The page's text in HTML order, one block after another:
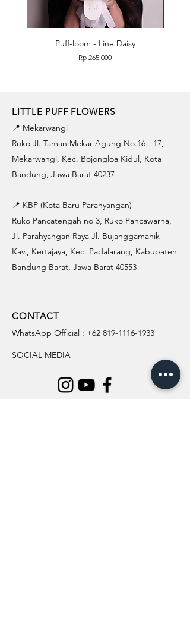
Puff-loom - Line Daisy
Price
Rp 265.000
LITTLE PUFF FLOWERS
📍 Mekarwangi
Ruko Jl. Taman Mekar Agung No.16 - 17,
Mekarwangi, Kec. Bojongloa Kidul, Kota
Bandung, Jawa Barat 40237
📍 KBP (Kota Baru Parahyangan)
Ruko Pancatengah no 3, Ruko Pancawarna,
Jl. Parahyangan Raya Jl. Bujanggamanik
Kav., Kertajaya, Kec. Padalarang, Kabupaten
Bandung Barat, Jawa Barat 40553
CONTACT
WhatsApp Official : +62 819-1116-1933
SOCIAL MEDIA